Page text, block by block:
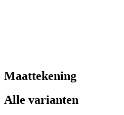
Maattekening
Alle varianten